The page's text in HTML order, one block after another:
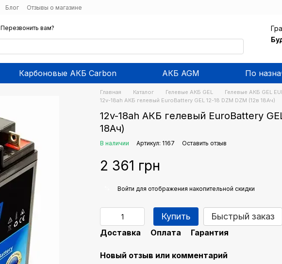
Блог Отзывы о магазине
Перезвонить вам?
Карбоновые АКБ Carbon АКБ AGM По
Главная Каталог Гелевые АКБ GEL
Гелевые АКБ GEL
12v-18ah АКБ гелевый EuroBattery GEL 12-18 DZM DZM (12в 18Ач)
12v-18ah АКБ гелевый EuroBattery
18Ач)
В наличии Артикул: 1167 Оставить отзыв
2 361 грн
Войти для отображения накопительной скидки
Купить Быстрый заказ
Доставка Оплата Гарантия
Новый отзыв или комментарий